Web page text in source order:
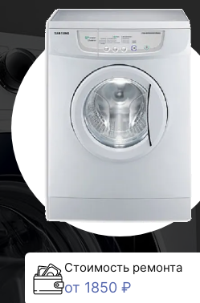
Стоимость ремонта
от 1850 ₽